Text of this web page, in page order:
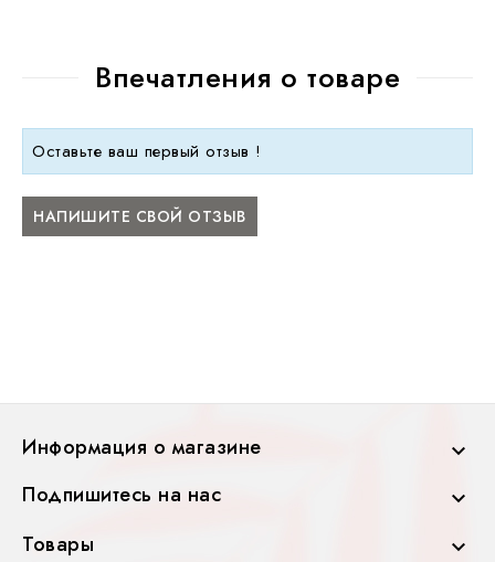
Впечатления о товаре
Оставьте ваш первый отзыв !
НАПИШИТЕ СВОЙ ОТЗЫВ
Информация о магазине 
Подпишитесь на нас 
Товары 